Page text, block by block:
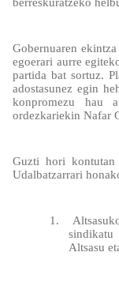
Gobernuaren
egoerari aurre
partida bat sortuz.
adostasunez egin
konpromezu hau
ordezkariekin Nafar
Guzti hori kontutan
Udalbatzarrari
1.
Altsasu